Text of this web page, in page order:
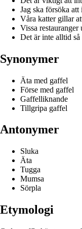
Jag ska försöka
Våra katter gillar
Vissa
Det är inte alltid
Synonymer
Äta med gaffel
Förse med gaffel
Gaffelliknande
Tillgripa gaffel
Antonymer
Sluka
Äta
Tugga
Mumsa
Sörpla
Etymologi